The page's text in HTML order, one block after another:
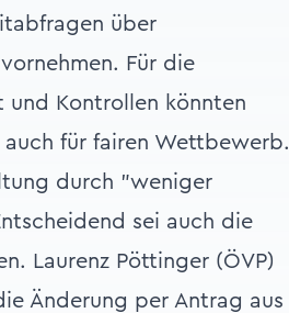
über
Für die
und Kontrollen könnten
für fairen Wettbewerb.
durch "weniger
sei auch die
Laurenz Pöttinger (ÖVP)
Änderung per Antrag aus